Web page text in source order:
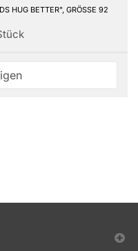
HUG BETTER", GRÖSSE 92